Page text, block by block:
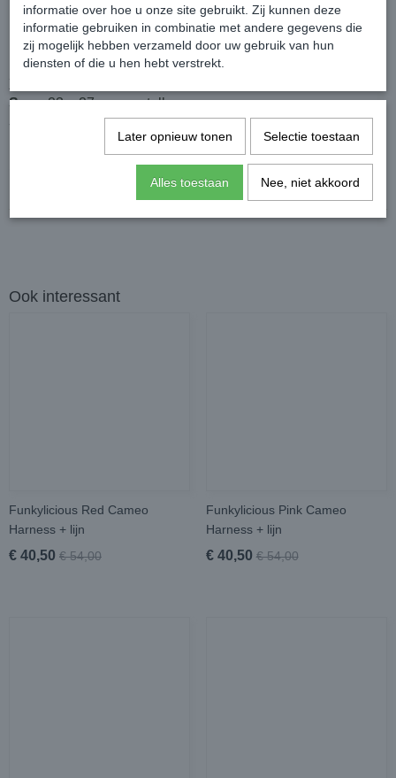
Maattabel:
S :23 a 27 cm verstelbaar
26 a 30 cm verstelbaar
Ook interessant
Funkylicious Red Cameo
Harness + lijn
€ 40,50 € 54,00
Funkylicious Pink Cameo
Harness + lijn
€ 40,50 € 54,00
informatie over hoe u onze site gebruikt. Zij kunnen deze
informatie gebruiken in combinatie met andere gegevens die
zij mogelijk hebben verzameld door uw gebruik van hun
diensten of die u hen hebt verstrekt.
Later opnieuw tonen Selectie toestaan
Alles toestaan Nee, niet akkoord